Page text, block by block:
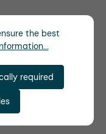
the best
required